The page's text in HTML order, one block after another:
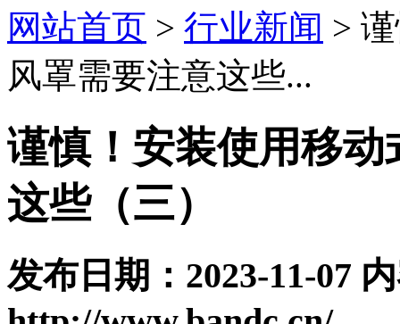
网站首页 > 行业新闻 >
风罩需要注意这些...
谨慎！安装使用移
这些（三）
发布日期：2023-11-07